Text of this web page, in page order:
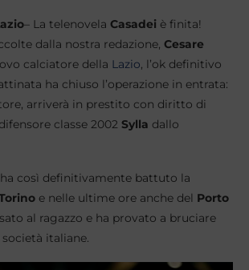
– La telenovela Casadei è finita!
dalla nostra redazione, Cesare
calciatore della Lazio, l’ok definitivo
ha chiuso l’operazione in entrata:
arriverà in prestito con diritto di
classe 2002 Sylla dallo
ha così definitivamente battuto la
e nelle ultime ore anche del Porto
al ragazzo e ha provato a bruciare
italiane.